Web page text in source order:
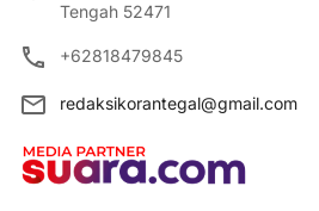
Tengah 52471
+62818479845
redaksikorantegal@gmail.com